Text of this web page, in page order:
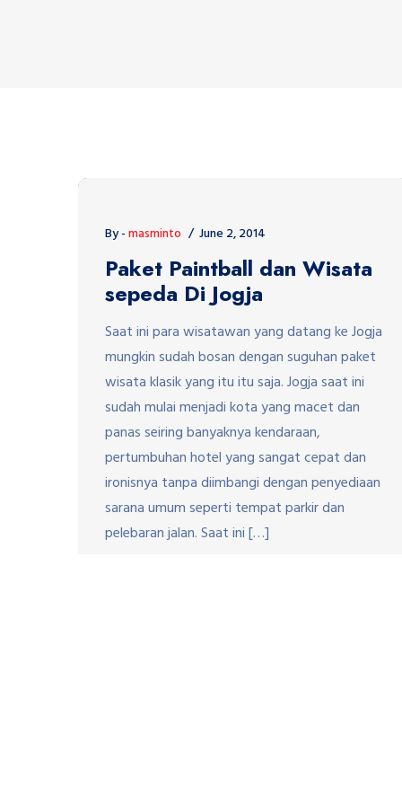
By -masminto June 2, 2014
Paket Paintball dan Wisata
sepeda Di Jogja
Saat ini para wisatawan yang datang ke Jogja
mungkin sudah bosan dengan suguhan paket
wisata klasik yang itu itu saja. Jogja saat ini
sudah mulai menjadi kota yang macet dan
panas seiring banyaknya kendaraan,
pertumbuhan hotel yang sangat cepat dan
ironisnya tanpa diimbangi dengan penyediaan
sarana umum seperti tempat parkir dan
pelebaran jalan. Saat ini […]